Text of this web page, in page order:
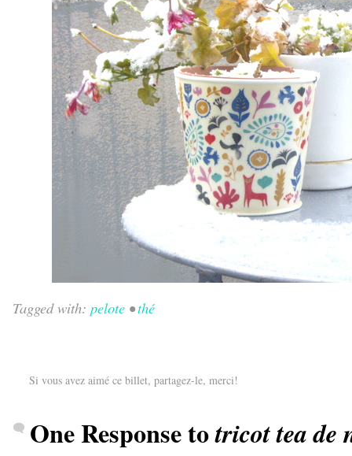
Tagged with: pelote •thé
Si vous avez aimé ce billet, partagez-le, merci!
One Response totricot tea de